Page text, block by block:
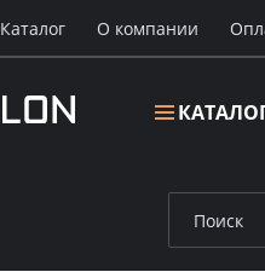
Каталог О компании